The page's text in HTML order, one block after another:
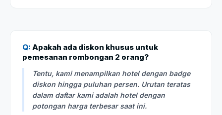
Q: Apakah ada diskon khusus untuk
pemesanan rombongan 2 orang?
Tentu, kami menampilkan hotel dengan badge
diskon hingga puluhan persen. Urutan teratas
dalam daftar kami adalah hotel dengan
potongan harga terbesar saat ini.